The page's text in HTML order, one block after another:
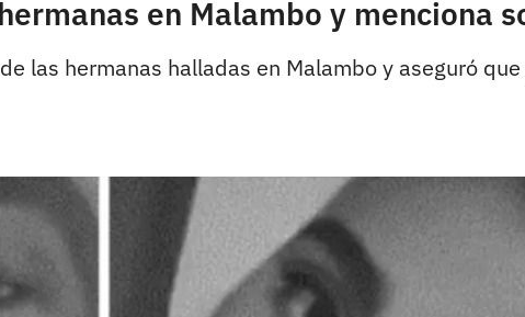
en Malambo y menciona
las hermanas halladas en Malambo y aseguró